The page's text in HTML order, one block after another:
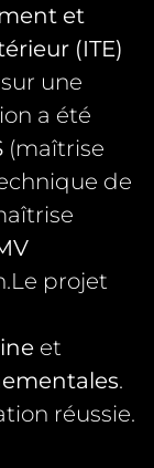
et
(ITE)
une
a été
(maîtrise
de
projet
et
.
réussie.